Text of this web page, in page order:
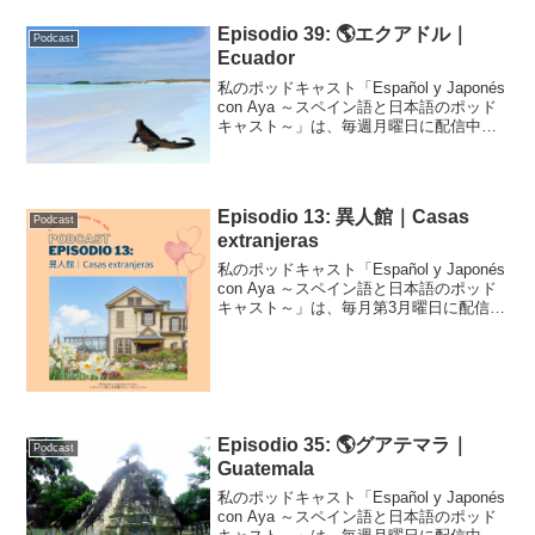
Podcast
Episodio 39: 🌎エクアドル｜
Ecuador
私のポッドキャスト「Español y Japonés
con Aya ～スペイン語と日本語のポッド
キャスト～」は、毎週月曜日に配信中で
Podcast
Episodio 13: 異人館｜Casas
extranjeras
私のポッドキャスト「Español y Japonés
con Aya ～スペイン語と日本語のポッド
キャスト～」は、毎月第3月曜日に配信中
Podcast
Episodio 35: 🌎グアテマラ｜
Guatemala
私のポッドキャスト「Español y Japonés
con Aya ～スペイン語と日本語のポッド